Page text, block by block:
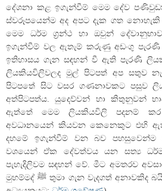
දේශනා කළ ඉගැන්වීම් මෙම දේව
ස්වරූපයෙන්ම අද අපට දැක ගත
මෙම ධර්ම ග‍්‍රන්ථ හා ඔවුන්
ඉගැන්වීම් වල ඇතැම් කරුණු අඩංගු
ඉතිහාසය ගැන සඳහන් වී ඇති පැරණි
ලියකියවිලිවලද මුල් පිටපත් අප සතුව
පිටපතේ සිට වසර ගණනාවකට පසුව
අත්පිටපත්ය. යුදෙව්වන් හා කිතුනුවන්
ඇත්තේ මෙම ලියකියවිලි පදනම්
අවධානයෙන් කියවන කෙනෙකුට එහි
දහමේ ඉගැන්වීම් වන බව පහසුවෙන්ම
වශයෙන් ඒක දේවත්වය යන සත්‍ය
පැහැදිලිවම සඳහන් වේ. මීට අමතරව
මුහම්මද් ﷺ තුමා ගැන වැදගත් අනාවකිද බයිබලයේ සඳහන් වේ. (වැඩිදුර